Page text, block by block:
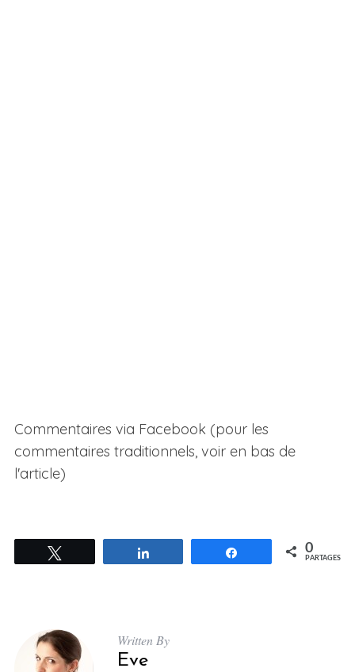
Commentaires via Facebook (pour les
commentaires traditionnels, voir en bas de
l'article)
Partagez 0
PARTAGES
Written By
Eve